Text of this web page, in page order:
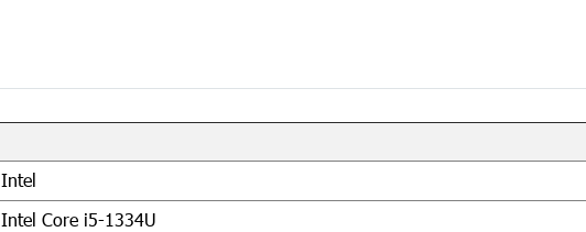
Intel
Intel Core i5-1334U